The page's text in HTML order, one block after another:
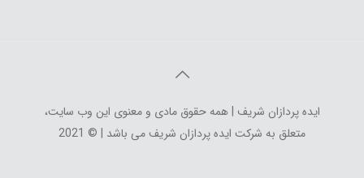
ایده پردازان شریف | همه حقوق مادی و معنوی این وب سایت،
متعلق به شرکت ایده پردازان شریف می باشد | © 2021